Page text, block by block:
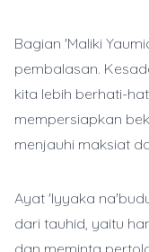
Bagian 'Maliki
pembalasan.
kita lebih berhati-
mempersiapkan
menjauhi maksiat
Ayat 'Iyyaka
dari tauhid, yaitu
dan meminta